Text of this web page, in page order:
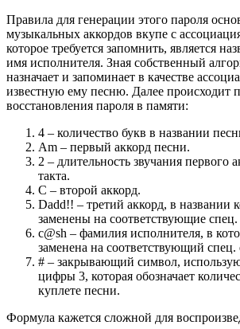
Правила для генерации этого пароля
музыкальных аккордов вкупе с
которое требуется запомнить, является
имя исполнителя. Зная собственный
назначает и запоминает в качестве
известную ему песню. Далее происходит
восстановления пароля в памяти:
4 – количество букв в названии
Am – первый аккорд песни.
2 – длительность звучания первого
такта.
C – второй аккорд.
Dadd!! – третий аккорд, в названии
заменены на соответствующие
c@sh – фамилия исполнителя, в
заменена на соответствующий спец.
# – закрывающий символ,
цифры 3, которая обозначает
куплете песни.
Формула кажется сложной для